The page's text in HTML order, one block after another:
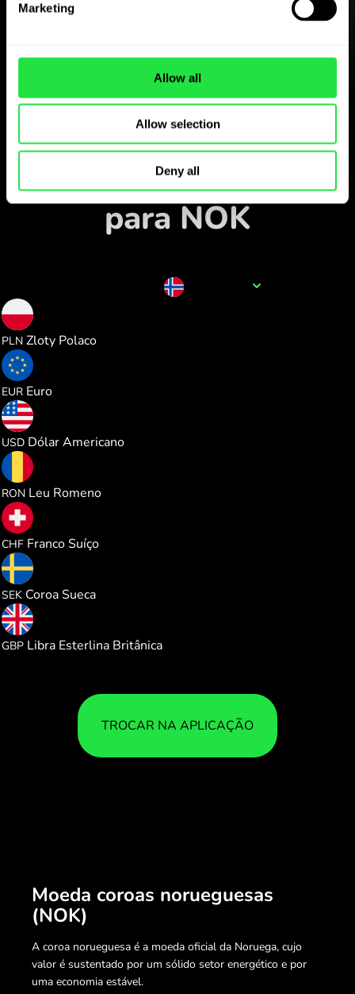
Marketing
Allow all
Allow selection
Deny all
e registe-se em poucos
Trocar na aplicação
Acompanhe os pares
de moedas populares
para NOK
PLN Zloty Polaco
EUR Euro
USD Dólar Americano
RON Leu Romeno
CHF Franco Suíço
SEK Coroa Sueca
GBP Libra Esterlina Britânica
TROCAR NA APLICAÇÃO
Moeda coroas norueguesas
(NOK)
A coroa norueguesa é a moeda oficial da Noruega, cujo
valor é sustentado por um sólido setor energético e por
uma economia estável.